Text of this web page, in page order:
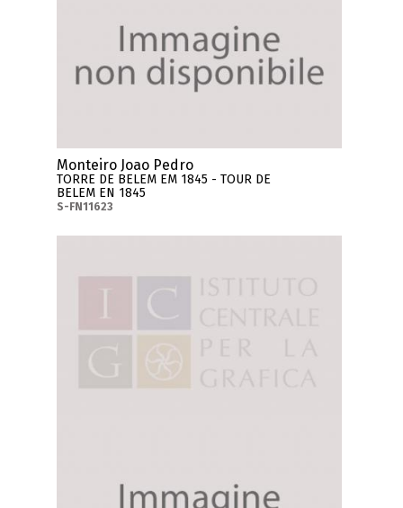
Monteiro Joao Pedro
TORRE DE BELEM EM 1845 - TOUR DE
BELEM EN 1845
S-FN11623